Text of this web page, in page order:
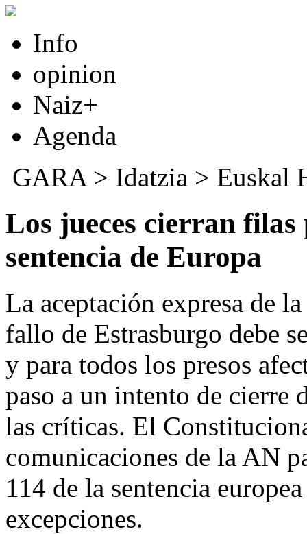
Info
opinion
Naiz+
Agenda
GARA> Idatzia > Euskal
Los jueces cierran
sentencia de Europa
La aceptación expresa de
fallo de Estrasburgo debe
y para todos los presos
paso a un intento de cierre
las críticas. El
comunicaciones de la AN
114 de la sentencia
excepciones.